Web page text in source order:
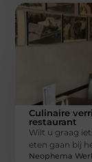
Culinaire
restaurant
Wilt u graag
eten gaan bij
Neophema